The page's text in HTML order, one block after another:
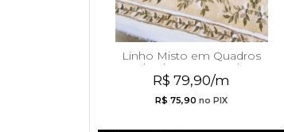
Linho Misto em Quadros
Florais com Barrado
R$ 79,90/m
R$ 75,90 no PIX